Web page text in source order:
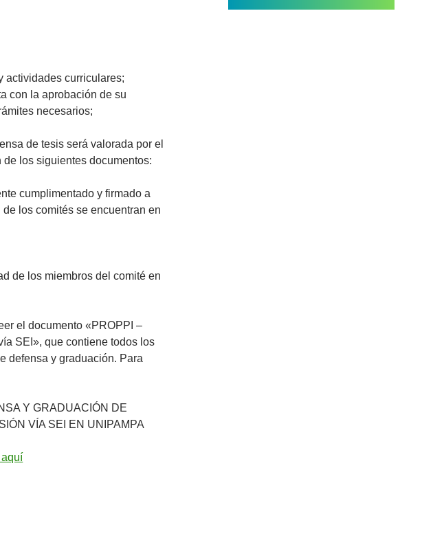
actividades curriculares;
con la aprobación de su
necesarios;
de tesis será valorada por el
los siguientes documentos:
cumplimentado y firmado a
los comités se encuentran en
de los miembros del comité en
el documento «PROPPI –
SEI», que contiene todos los
defensa y graduación. Para
Y GRADUACIÓN DE
VÍA SEI EN UNIPAMPA